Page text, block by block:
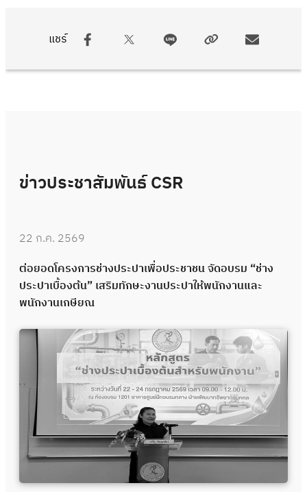
แชร์
ข่าวประชาสัมพันธ์ CSR
22 ก.ค. 2569
ต่อยอดโครงการช่างประปาเพื่อประชาชน จัดอบรม “ช่าง
ประปาเบื้องต้น” เสริมทักษะงานประปาให้พนักงานและ
พนักงานเกษียณ